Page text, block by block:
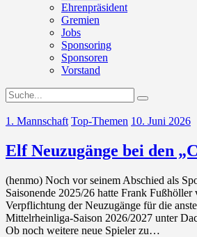
Ehrenpräsident
Gremien
Jobs
Sponsoring
Sponsoren
Vorstand
1. Mannschaft Top-Themen 10. Juni 2026
Elf Neuzugänge bei den
(henmo) Noch vor seinem Abschied als
Saisonende 2025/26 hatte Frank
Verpflichtung der Neuzugänge für die
Mittelrheinliga-Saison 2026/2027 unter
Ob noch weitere neue Spieler zu…